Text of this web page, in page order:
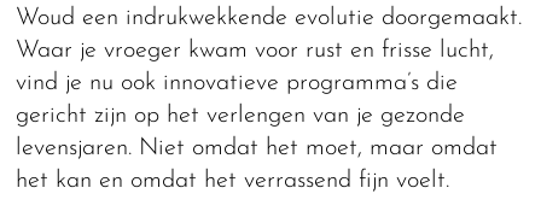
Woud een indrukwekkende evolutie doorgemaakt.
Waar je vroeger kwam voor rust en frisse lucht,
vind je nu ook innovatieve programma’s die
gericht zijn op het verlengen van je gezonde
levensjaren. Niet omdat het moet, maar omdat
het kan en omdat het verrassend fijn voelt.